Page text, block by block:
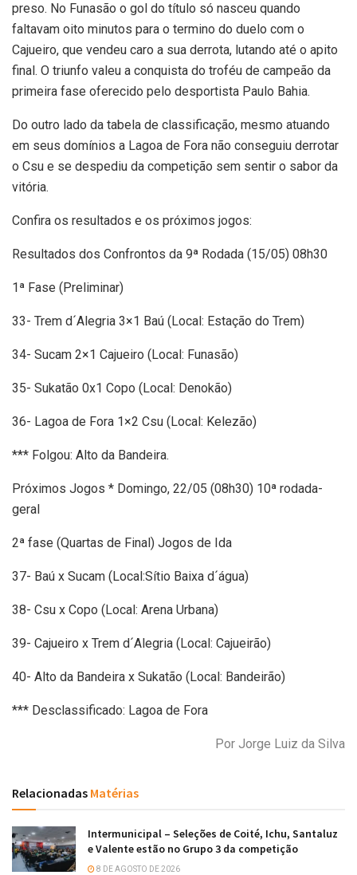
preso. No Funasão o gol do título só nasceu quando
faltavam oito minutos para o termino do duelo com o
Cajueiro, que vendeu caro a sua derrota, lutando até o apito
final. O triunfo valeu a conquista do troféu de campeão da
primeira fase oferecido pelo desportista Paulo Bahia.
Do outro lado da tabela de classificação, mesmo atuando
em seus domínios a Lagoa de Fora não conseguiu derrotar
o Csu e se despediu da competição sem sentir o sabor da
vitória.
Confira os resultados e os próximos jogos:
Resultados dos Confrontos da 9ª Rodada (15/05) 08h30
1ª Fase (Preliminar)
33- Trem d´Alegria 3×1 Baú (Local: Estação do Trem)
34- Sucam 2×1 Cajueiro (Local: Funasão)
35- Sukatão 0x1 Copo (Local: Denokão)
36- Lagoa de Fora 1×2 Csu (Local: Kelezão)
*** Folgou: Alto da Bandeira.
Próximos Jogos * Domingo, 22/05 (08h30) 10ª rodada-
geral
2ª fase (Quartas de Final) Jogos de Ida
37- Baú x Sucam (Local:Sítio Baixa d´água)
38- Csu x Copo (Local: Arena Urbana)
39- Cajueiro x Trem d´Alegria (Local: Cajueirão)
40- Alto da Bandeira x Sukatão (Local: Bandeirão)
*** Desclassificado: Lagoa de Fora
Por Jorge Luiz da Silva
Relacionadas Matérias
Intermunicipal – Seleções de Coité, Ichu, Santaluz
e Valente estão no Grupo 3 da competição
8 DE AGOSTO DE 2026